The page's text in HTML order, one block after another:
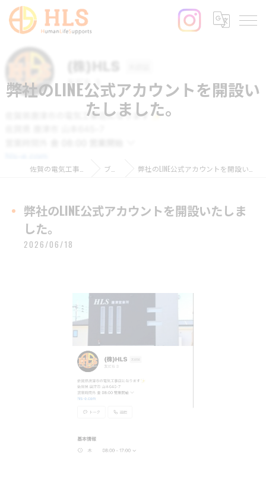
弊社のLINE公式アカウントを開設い
たしました。
ブログ 弊社のLINE公式アカウントを開設いたしました。
弊社のLINE公式アカウントを開設いたしま
した。
2026/06/18